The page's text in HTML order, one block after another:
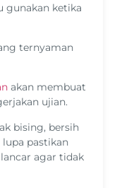
gunakan ketika
ternyaman
akan membuat
ujian.
bising, bersih
lupa pastikan
agar tidak